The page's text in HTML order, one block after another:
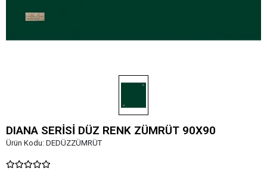
DIANA SERİSİ DÜZ RENK ZÜMRÜT 90X90
Ürün Kodu: DEDÜZZÜMRÜT